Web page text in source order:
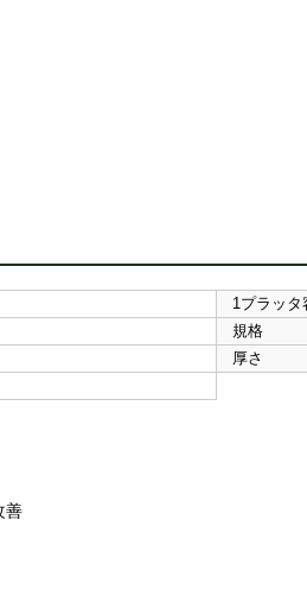
1プラッタ
規格
厚さ
善